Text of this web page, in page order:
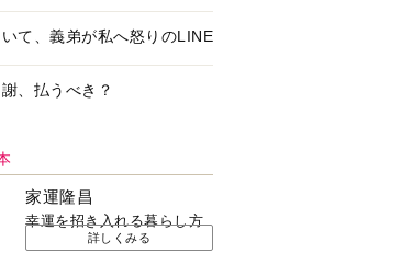
て、義弟が私へ怒りのLINE
、払うべき？
家運隆昌
幸運を招き入れる暮らし方
詳しくみる